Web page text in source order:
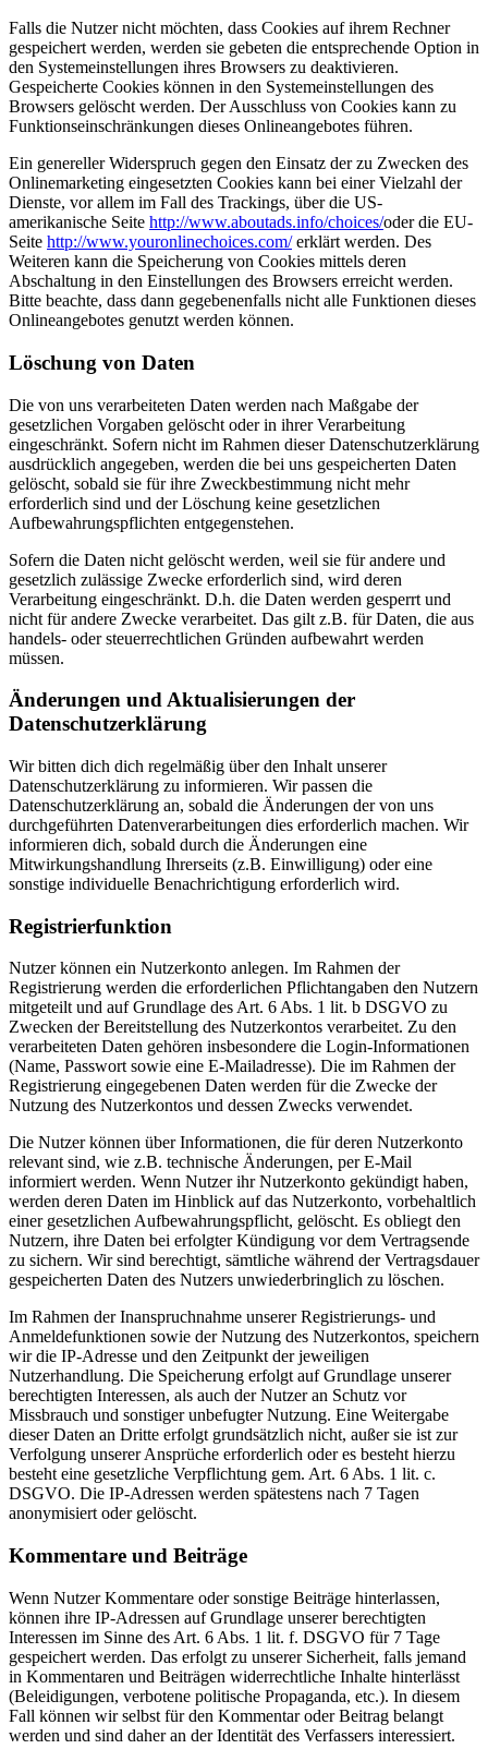
Falls die Nutzer nicht möchten, dass Cookies auf ihrem Rechner
gespeichert werden, werden sie gebeten die entsprechende Option in
den Systemeinstellungen ihres Browsers zu deaktivieren.
Gespeicherte Cookies können in den Systemeinstellungen des
Browsers gelöscht werden. Der Ausschluss von Cookies kann zu
Funktionseinschränkungen dieses Onlineangebotes führen.
Ein genereller Widerspruch gegen den Einsatz der zu Zwecken des
Onlinemarketing eingesetzten Cookies kann bei einer Vielzahl der
Dienste, vor allem im Fall des Trackings, über die US-
amerikanische Seite http://www.aboutads.info/choices/oder die EU-
Seite http://www.youronlinechoices.com/erklärt werden. Des
Weiteren kann die Speicherung von Cookies mittels deren
Abschaltung in den Einstellungen des Browsers erreicht werden.
Bitte beachte, dass dann gegebenenfalls nicht alle Funktionen dieses
Onlineangebotes genutzt werden können.
Löschung von Daten
Die von uns verarbeiteten Daten werden nach Maßgabe der
gesetzlichen Vorgaben gelöscht oder in ihrer Verarbeitung
eingeschränkt. Sofern nicht im Rahmen dieser Datenschutzerklärung
ausdrücklich angegeben, werden die bei uns gespeicherten Daten
gelöscht, sobald sie für ihre Zweckbestimmung nicht mehr
erforderlich sind und der Löschung keine gesetzlichen
Aufbewahrungspflichten entgegenstehen.
Sofern die Daten nicht gelöscht werden, weil sie für andere und
gesetzlich zulässige Zwecke erforderlich sind, wird deren
Verarbeitung eingeschränkt. D.h. die Daten werden gesperrt und
nicht für andere Zwecke verarbeitet. Das gilt z.B. für Daten, die aus
handels- oder steuerrechtlichen Gründen aufbewahrt werden
müssen.
Änderungen und Aktualisierungen der
Datenschutzerklärung
Wir bitten dich dich regelmäßig über den Inhalt unserer
Datenschutzerklärung zu informieren. Wir passen die
Datenschutzerklärung an, sobald die Änderungen der von uns
durchgeführten Datenverarbeitungen dies erforderlich machen. Wir
informieren dich, sobald durch die Änderungen eine
Mitwirkungshandlung Ihrerseits (z.B. Einwilligung) oder eine
sonstige individuelle Benachrichtigung erforderlich wird.
Registrierfunktion
Nutzer können ein Nutzerkonto anlegen. Im Rahmen der
Registrierung werden die erforderlichen Pflichtangaben den Nutzern
mitgeteilt und auf Grundlage des Art. 6 Abs. 1 lit. b DSGVO zu
Zwecken der Bereitstellung des Nutzerkontos verarbeitet. Zu den
verarbeiteten Daten gehören insbesondere die Login-Informationen
(Name, Passwort sowie eine E-Mailadresse). Die im Rahmen der
Registrierung eingegebenen Daten werden für die Zwecke der
Nutzung des Nutzerkontos und dessen Zwecks verwendet.
Die Nutzer können über Informationen, die für deren Nutzerkonto
relevant sind, wie z.B. technische Änderungen, per E-Mail
informiert werden. Wenn Nutzer ihr Nutzerkonto gekündigt haben,
werden deren Daten im Hinblick auf das Nutzerkonto, vorbehaltlich
einer gesetzlichen Aufbewahrungspflicht, gelöscht. Es obliegt den
Nutzern, ihre Daten bei erfolgter Kündigung vor dem Vertragsende
zu sichern. Wir sind berechtigt, sämtliche während der Vertragsdauer
gespeicherten Daten des Nutzers unwiederbringlich zu löschen.
Im Rahmen der Inanspruchnahme unserer Registrierungs- und
Anmeldefunktionen sowie der Nutzung des Nutzerkontos, speichern
wir die IP-Adresse und den Zeitpunkt der jeweiligen
Nutzerhandlung. Die Speicherung erfolgt auf Grundlage unserer
berechtigten Interessen, als auch der Nutzer an Schutz vor
Missbrauch und sonstiger unbefugter Nutzung. Eine Weitergabe
dieser Daten an Dritte erfolgt grundsätzlich nicht, außer sie ist zur
Verfolgung unserer Ansprüche erforderlich oder es besteht hierzu
besteht eine gesetzliche Verpflichtung gem. Art. 6 Abs. 1 lit. c.
DSGVO. Die IP-Adressen werden spätestens nach 7 Tagen
anonymisiert oder gelöscht.
Kommentare und Beiträge
Wenn Nutzer Kommentare oder sonstige Beiträge hinterlassen,
können ihre IP-Adressen auf Grundlage unserer berechtigten
Interessen im Sinne des Art. 6 Abs. 1 lit. f. DSGVO für 7 Tage
gespeichert werden. Das erfolgt zu unserer Sicherheit, falls jemand
in Kommentaren und Beiträgen widerrechtliche Inhalte hinterlässt
(Beleidigungen, verbotene politische Propaganda, etc.). In diesem
Fall können wir selbst für den Kommentar oder Beitrag belangt
werden und sind daher an der Identität des Verfassers interessiert.